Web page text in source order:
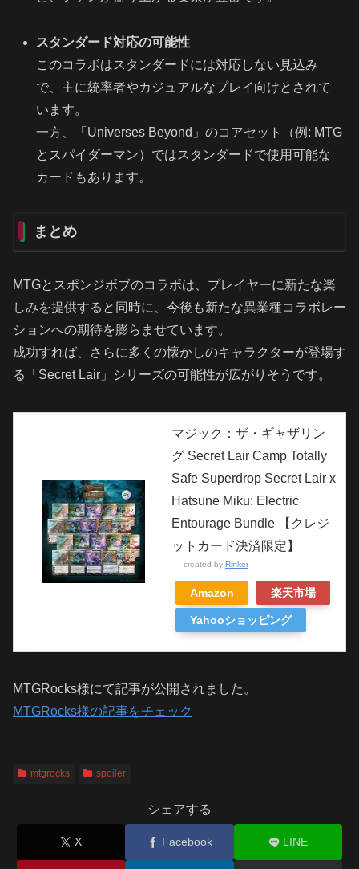
スタンダード対応の可能性
このコラボはスタンダードには対応しない見込み
で、主に統率者やカジュアルなプレイ向けとされて
います。
一方、「Universes Beyond」のコアセット（例: MTG
とスパイダーマン）ではスタンダードで使用可能な
カードもあります。
まとめ
MTGとスポンジボブのコラボは、プレイヤーに新たな楽
しみを提供すると同時に、今後も新たな異業種コラボレー
ションへの期待を膨らませています。
成功すれば、さらに多くの懐かしのキャラクターが登場す
る「Secret Lair」シリーズの可能性が広がりそうです。
マジック：ザ・ギャザリン
グ Secret Lair Camp Totally
Safe Superdrop Secret Lair x
Hatsune Miku: Electric
Entourage Bundle 【クレジ
ットカード決済限定】
created by Rinker
Amazon 楽天市場
Yahooショッピング
MTGRocks様にて記事が公開されました。
MTGRocks様の記事をチェック
mtgrocks spoiler
シェアする
X Facebook LINE